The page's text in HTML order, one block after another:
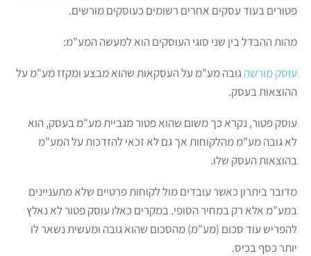
פטורים בעוד עסקים אחרים רשומים כעוסקים מורשים.
מהות ההבדל בין שני סוגי העוסקים הוא למעשה המע"מ:
עוסק מורשהגובה מע"מ על העסקאות שהוא מבצע ומקזז מע"מ על
ההוצאות בעסק.
עוסק פטור, נקרא כך משום שהוא פטור מגביית מע"מ בעסק, הוא
לא גובה מע"מ מהלקוחות אך גם לא זכאי להזדכות על המע"מ
בהוצאות העסק שלו.
מדובר ביתרון כאשר עובדים מול לקוחות פרטיים שלא מתעניינים
במע"מ אלא רק במחיר הסופי. במקרים כאלו עוסק פטור לא נאלץ
להפריש עוד סכום (מע"מ) מהסכום שהוא גובה ומעשית נשאר לו
יותר כסף בכיס.